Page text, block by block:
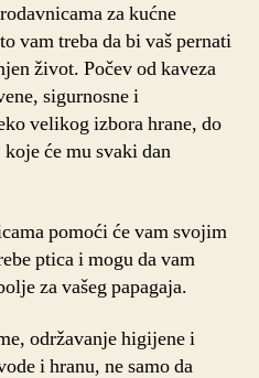
za kućne
vam treba da bi vaš pernati
život. Počev od kaveza
sigurnosne i
velikog izbora hrane, do
će mu svaki dan
pomoći će vam svojim
ptica i mogu da vam
za vašeg papagaja.
održavanje higijene i
i hranu, ne samo da